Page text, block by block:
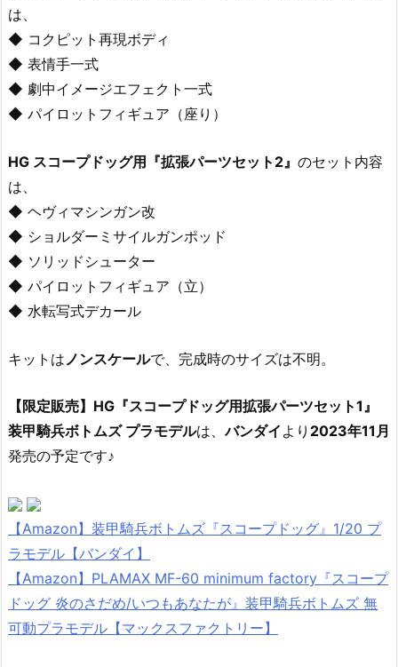
は、
◆ コクピット再現ボディ
◆ 表情手一式
◆ 劇中イメージエフェクト一式
◆ パイロットフィギュア（座り）
HG スコープドッグ用『拡張パーツセット2』 のセット内容
は、
◆ ヘヴィマシンガン改
◆ ショルダーミサイルガンポッド
◆ ソリッドシューター
◆ パイロットフィギュア（立）
◆ 水転写式デカール
キットは ノンスケールで、完成時のサイズは不明。
【限定販売】HG『スコープドッグ用拡張パーツセット1』
装甲騎兵ボトムズ プラモデルは、バンダイ より 2023年11月
発売の予定です♪
【Amazon】装甲騎兵ボトムズ『スコープドッグ』1/20 プ
ラモデル【バンダイ】
【Amazon】PLAMAX MF-60 minimum factory『スコープ
ドッグ 炎のさだめ/いつもあなたが』装甲騎兵ボトムズ 無
可動プラモデル【マックスファクトリー】